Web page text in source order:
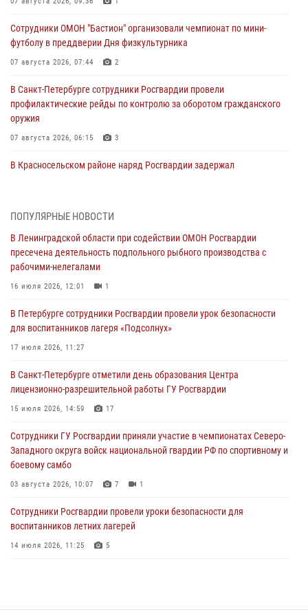
Сотрудники ОМОН "Бастион" организовали чемпионат по мини-
футболу в преддверии Дня физкультурника
07 августа 2026, 07:44 2
В Санкт-Петербурге сотрудники Росгвардии провели
профилактические рейды по контролю за оборотом гражданского
оружия
07 августа 2026, 06:15 3
В Красносельском районе наряд Росгвардии задержал
06 августа 2026, 13:39 1
В Центральном районе росгвардейцы оперативно задержали
хулигана, стрелявшего из пускового устройства рядом с жилыми
домами
06 августа 2026, 11:36
Сотрудники и военнослужащие Росгвардии обеспечили
правопорядок при проведении матча "Зенит" - "Балтика"
06 августа 2026, 07:30
В Выборгском районе наряд Росгвардии обнаружил
разыскиваемый преступный автотранспорт
05 августа 2026, 12:25 2
Петербургские росгвардейцы обнаружили объявленный в розыск
автомобиль, ранее использовавшийся при совершении кражи в
Ленобласти
04 августа 2026, 14:05
ПОПУЛЯРНЫЕ НОВОСТИ
В Ленинградской области при содействии ОМОН Росгвардии
пресечена деятельность подпольного рыбного производства с
рабочими-нелегалами
16 июля 2026, 12:01 1
В Петербурге сотрудники Росгвардии провели урок безопасности
для воспитанников лагеря «Подсолнух»
17 июля 2026, 11:27
В Санкт-Петербурге отметили день образования Центра
лицензионно-разрешительной работы ГУ Росгвардии
15 июля 2026, 14:59 17
Сотрудники ГУ Росгвардии приняли участие в чемпионатах Северо-
Западного округа войск национальной гвардии РФ по спортивному и
боевому самбо
03 августа 2026, 10:07 7 1
Сотрудники Росгвардии провели уроки безопасности для
воспитанников летних лагерей
14 июля 2026, 11:25 5